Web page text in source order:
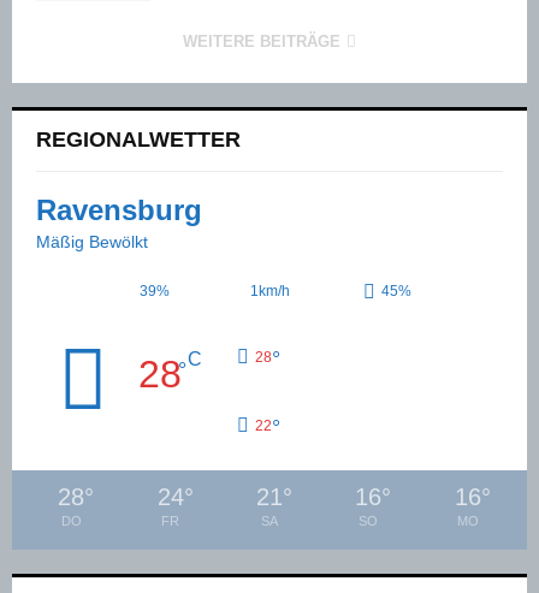
WEITERE BEITRÄGE
REGIONALWETTER
Ravensburg
Mäßig Bewölkt
39% 1km/h 45%
28°C 28°
22°
28°
DO
24°
FR
21°
SA
16°
SO
16°
MO